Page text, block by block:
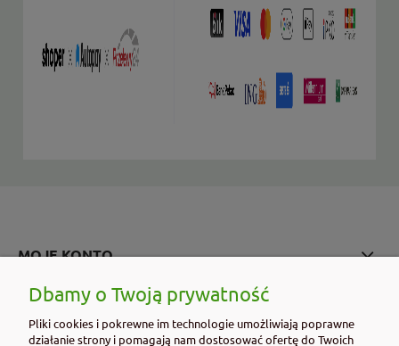
MOJE KONTO
PŁATNOŚCI I DOSTAWA
INFORMACJE
Dbamy o Twoją prywatność
Pliki cookies i pokrewne im technologie umożliwiają poprawne
działanie strony i pomagają nam dostosować ofertę do Twoich